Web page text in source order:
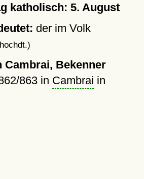
katholisch: 5. August
der im Volk
Cambrai, Bekenner
/863 in Cambrai in